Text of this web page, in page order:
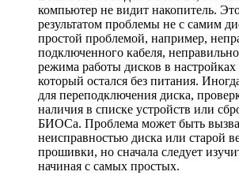
компьютер не видит накопитель.
результатом проблемы не с самим
простой проблемой, например,
подключенного кабеля,
режима работы дисков в
который остался без питания.
для переподключения диска,
наличия в списке устройств или
БИОСа. Проблема может быть
неисправностью диска или старой
прошивки, но сначала следует
начиная с самых простых.